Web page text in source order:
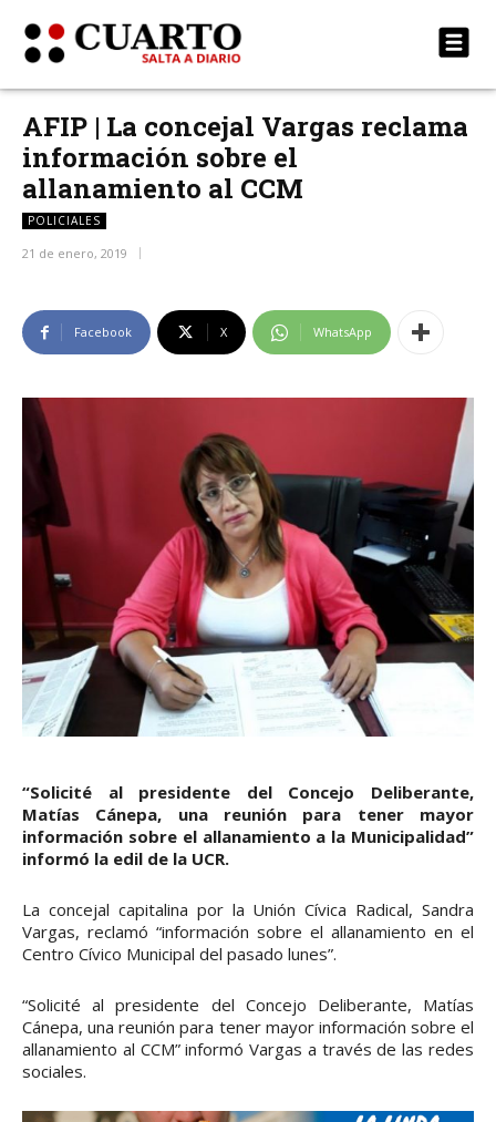
AFIP | La concejal Vargas reclama
información sobre el
allanamiento al CCM
POLICIALES
21 de enero, 2019
Facebook X WhatsApp
“Solicité al presidente del Concejo Deliberante,
Matías Cánepa, una reunión para tener mayor
información sobre el allanamiento a la Municipalidad”
informó la edil de la UCR.
La concejal capitalina por la Unión Cívica Radical, Sandra
Vargas, reclamó “información sobre el allanamiento en el
Centro Cívico Municipal del pasado lunes”.
“Solicité al presidente del Concejo Deliberante, Matías
Cánepa, una reunión para tener mayor información sobre el
allanamiento al CCM” informó Vargas a través de las redes
sociales.